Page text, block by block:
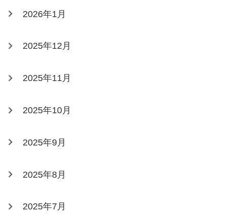
2026年1月
2025年12月
2025年11月
2025年10月
2025年9月
2025年8月
2025年7月